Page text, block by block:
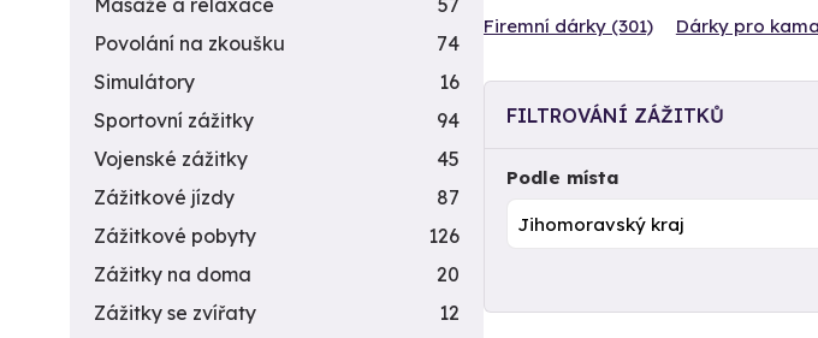
Firemní dárky (301) Dárky pro
FILTROVÁNÍ ZÁŽITKŮ
Podle místa
Masáže a relaxace
57
Povolání na zkoušku
74
Simulátory
16
Sportovní zážitky
94
Vojenské zážitky
45
Zážitkové jízdy
87
Zážitkové pobyty
126
Zážitky na doma
20
Zážitky se zvířaty
12